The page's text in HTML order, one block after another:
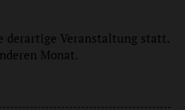
derartige Veranstaltung statt.
Monat.